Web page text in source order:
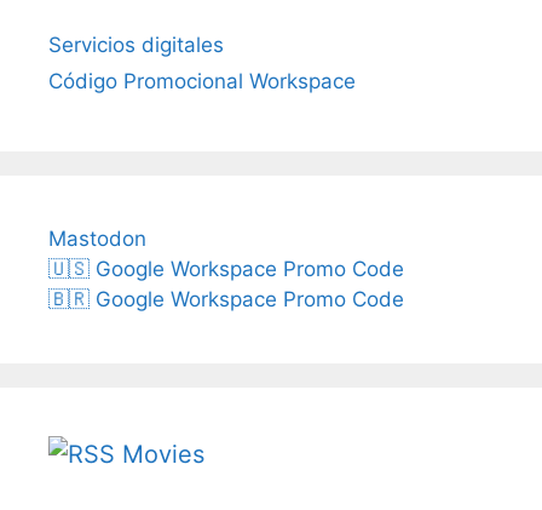
Servicios digitales
Código Promocional Workspace
Mastodon
🇺🇸 Google Workspace Promo Code
🇧🇷 Google Workspace Promo Code
Movies